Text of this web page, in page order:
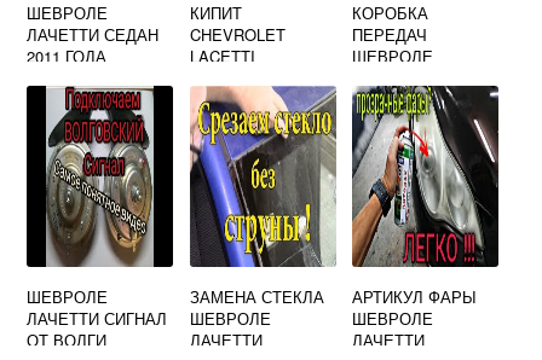
ШЕВРОЛЕ
ЛАЧЕТТИ СЕДАН
2011 ГОДА
КИПИТ
CHEVROLET
LACETTI
КОРОБКА
ПЕРЕДАЧ
ШЕВРОЛЕ
ШЕВРОЛЕ
ЛАЧЕТТИ СИГНАЛ
ОТ ВОЛГИ
ЗАМЕНА СТЕКЛА
ШЕВРОЛЕ
ЛАЧЕТТИ
АРТИКУЛ ФАРЫ
ШЕВРОЛЕ
ЛАЧЕТТИ